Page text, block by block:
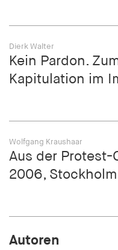
Dierk Walter
Kein Pardon.
Kapitulation im
Wolfgang Kraushaar
Aus der Protest-
2006, Stockholm
Autoren